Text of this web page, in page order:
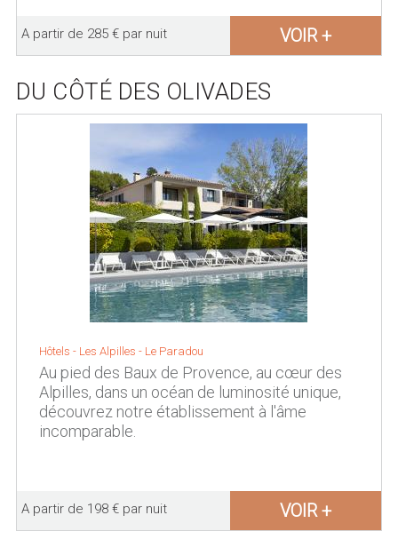
A partir de 285 € par nuit VOIR +
DU CÔTÉ DES OLIVADES
Hôtels - Les Alpilles - Le Paradou
Au pied des Baux de Provence, au cœur des
Alpilles, dans un océan de luminosité unique,
découvrez notre établissement à l'âme
incomparable.
A partir de 198 € par nuit VOIR +